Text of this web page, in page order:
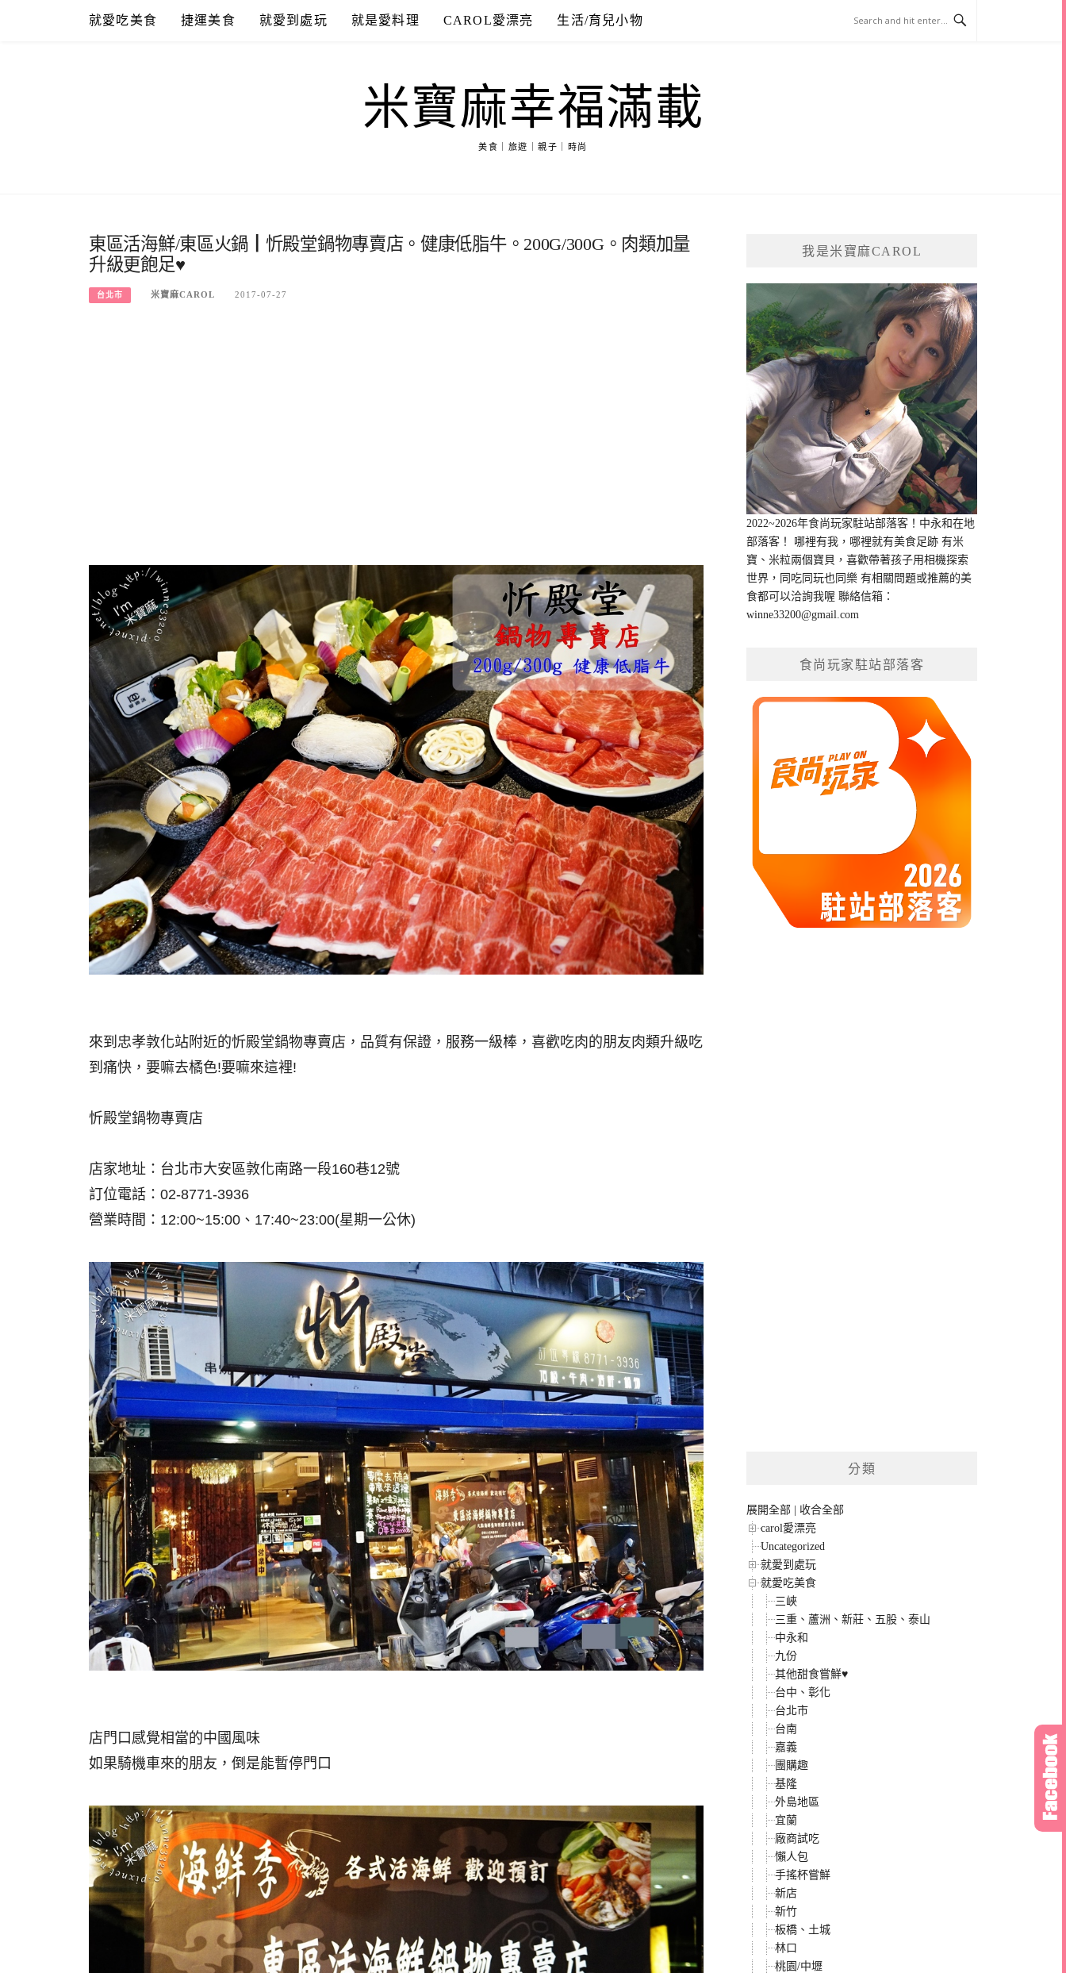
就愛吃美食 捷運美食 就愛到處玩 就是愛料理 CAROL愛漂亮 生活/育兒小物
米寶麻幸福滿載
美食｜旅遊｜親子｜時尚
東區活海鮮/東區火鍋┃忻殿堂鍋物專賣店。健康低脂牛。200G/300G。肉類加量
升級更飽足♥
台北市 米寶麻CAROL 2017-07-27
來到忠孝敦化站附近的忻殿堂鍋物專賣店，品質有保證，服務一級棒，喜歡吃肉的朋友肉類升級吃
到痛快，要嘛去橘色!要嘛來這裡!
忻殿堂鍋物專賣店
店家地址：台北市大安區敦化南路一段160巷12號
訂位電話：02-8771-3936
營業時間：12:00~15:00、17:40~23:00(星期一公休)
店門口感覺相當的中國風味
如果騎機車來的朋友，倒是能暫停門口
我是米寶麻CAROL
2022~2026年食尚玩家駐站部落客！中永和在地
部落客！ 哪裡有我，哪裡就有美食足跡 有米
寶、米粒兩個寶貝，喜歡帶著孩子用相機探索
世界，同吃同玩也同樂 有相關問題或推薦的美
食都可以洽詢我喔 聯絡信箱：
winne33200@gmail.com
食尚玩家駐站部落客
分類
展開全部 | 收合全部
carol愛漂亮
Uncategorized
就愛到處玩
就愛吃美食
三峽
三重、蘆洲、新莊、五股、泰山
中永和
九份
其他甜食嘗鮮♥
台中、彰化
台北市
台南
嘉義
團購趣
基隆
外島地區
宜蘭
廠商試吃
懶人包
手搖杯嘗鮮
新店
新竹
板橋、土城
林口
桃園/中壢